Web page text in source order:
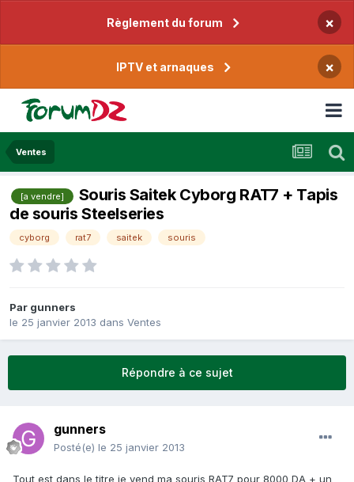
Règlement du forum ×
IPTV et arnaques ×
Ventes
[a vendre]
Souris Saitek Cyborg RAT7 + Tapis
de souris Steelseries
cyborg rat7 saitek souris
Par gunners
le 25 janvier 2013 dans Ventes
Répondre à ce sujet
gunners
Posté(e) le 25 janvier 2013
Tout est dans le titre je vend ma souris RAT7 pour 8000 DA + un